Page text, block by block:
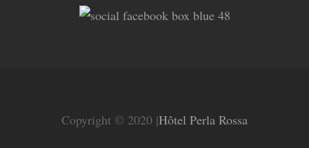
Copyright © 2020 |Hôtel Perla Rossa